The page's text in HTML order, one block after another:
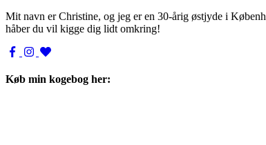
Mit navn er Christine, og jeg er en 30-årig østjyde i
håber du vil kigge dig lidt omkring!
Køb min kogebog her: